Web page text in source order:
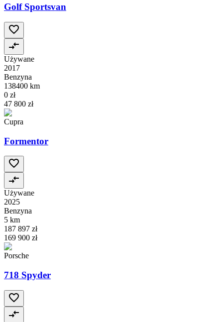
Golf Sportsvan
Używane
2017
Benzyna
138400 km
0 zł
47 800 zł
Cupra
Formentor
Używane
2025
Benzyna
5 km
187 897 zł
169 900 zł
Porsche
718 Spyder